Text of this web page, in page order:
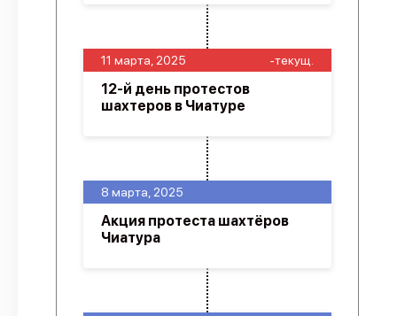
8 марта, 2025
Акция протеста шахтёров
Чиатура
11 марта, 2025 -текущ.
12-й день протестов
шахтеров в Чиатуре